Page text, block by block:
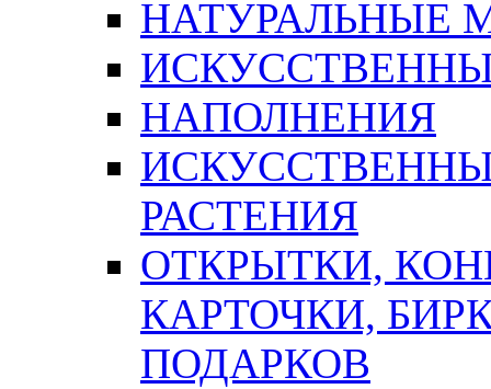
НАТУРАЛЬНЫЕ
НАПОЛНЕНИЯ
РАСТЕНИЯ
ОТКРЫТКИ,
КАРТОЧКИ,
ПОДАРКОВ